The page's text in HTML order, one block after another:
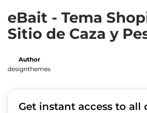
eBait - Tema
Sitio de Caza y
Author
designthemes
Get instant access to all